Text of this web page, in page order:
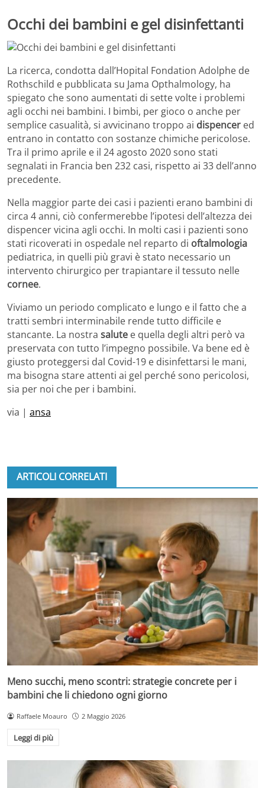
Occhi dei bambini e gel disinfettanti
La ricerca, condotta dall’Hopital Fondation Adolphe de
Rothschild e pubblicata su Jama Opthalmology, ha
spiegato che sono aumentati di sette volte i problemi
agli occhi nei bambini. I bimbi, per gioco o anche per
semplice casualità, si avvicinano troppo ai dispencer ed
entrano in contatto con sostanze chimiche pericolose.
Tra il primo aprile e il 24 agosto 2020 sono stati
segnalati in Francia ben 232 casi, rispetto ai 33 dell’anno
precedente.
Nella maggior parte dei casi i pazienti erano bambini di
circa 4 anni, ciò confermerebbe l’ipotesi dell’altezza dei
dispencer vicina agli occhi. In molti casi i pazienti sono
stati ricoverati in ospedale nel reparto di oftalmologia
pediatrica, in quelli più gravi è stato necessario un
intervento chirurgico per trapiantare il tessuto nelle
cornee.
Viviamo un periodo complicato e lungo e il fatto che a
tratti sembri interminabile rende tutto difficile e
stancante. La nostra salute e quella degli altri però va
preservata con tutto l’impegno possibile. Va bene ed è
giusto proteggersi dal Covid-19 e disinfettarsi le mani,
ma bisogna stare attenti ai gel perché sono pericolosi,
sia per noi che per i bambini.
via | ansa
ARTICOLI CORRELATI
Meno succhi, meno scontri: strategie concrete per i
bambini che li chiedono ogni giorno
Raffaele Moauro 2 Maggio 2026
Leggi di più